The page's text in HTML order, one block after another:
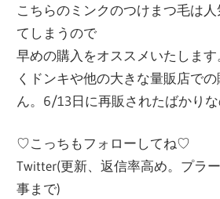
こちらのミンクのつけまつ毛は
てしまうので
早めの購入をオススメいたしま
くドンキや他の大きな量販店で
ん。6/13日に再販されたばかりな
♡こっちもフォローしてね♡
Twitter(更新、返信率高め。プラ
事まで)